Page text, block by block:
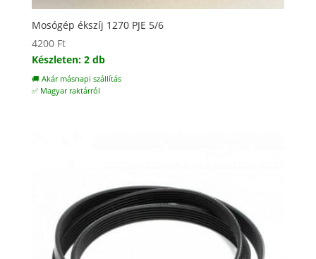
Mosógép ékszíj 1270 PJE 5/6
4200 Ft
Készleten: 2 db
🚚 Akár másnapi szállítás
✅ Magyar raktárról